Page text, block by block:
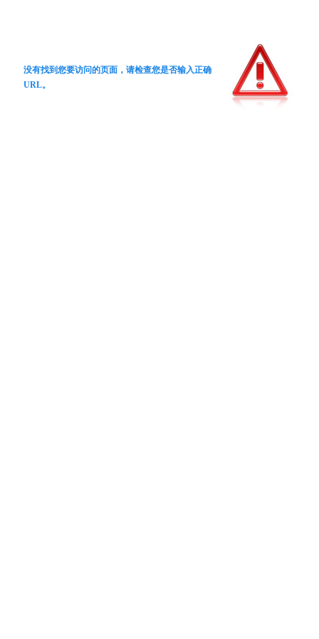
没有找到您要访问的页面，请检查您是否输入正确
URL。